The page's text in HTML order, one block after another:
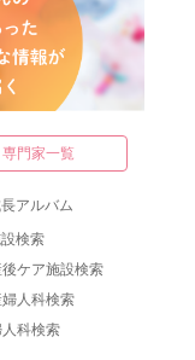
門家一覧
アルバム
検索
後ケア施設検索
婦人科検索
科検索